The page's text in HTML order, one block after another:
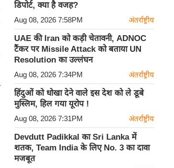
डिपोर्ट, क्या है वजह?
Aug 08, 2026 7:58PM अंतर्राष्ट्रीय
UAE की Iran को कड़ी चेतावनी, ADNOC
टैंकर पर Missile Attack को बताया UN
Resolution का उल्लंघन
Aug 08, 2026 7:34PM अंतर्राष्ट्रीय
हिंदुओं को धोखा देने वाले इस देश को ले डूबे
मुस्लिम, हिल गया यूरोप !
Aug 08, 2026 7:31PM अंतर्राष्ट्रीय
Devdutt Padikkal का Sri Lanka में
शतक, Team India के लिए No. 3 का दावा
मजबूत